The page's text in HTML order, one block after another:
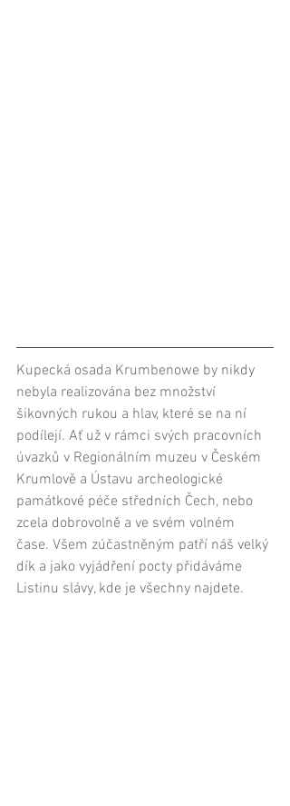
Kupecká osada Krumbenowe by nikdy
nebyla realizována bez množství
šikovných rukou a hlav, které se na ní
podílejí. Ať už v rámci svých pracovních
úvazků v Regionálním muzeu v Českém
Krumlově a Ústavu archeologické
památkové péče středních Čech, nebo
zcela dobrovolně a ve svém volném
čase. Všem zúčastněným patří náš velký
dík a jako vyjádření pocty přidáváme
Listinu slávy, kde je všechny najdete.